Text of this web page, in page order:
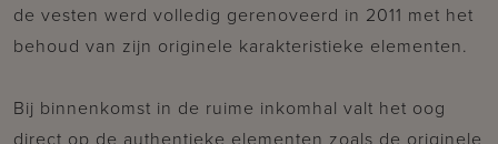
de vesten werd volledig gerenoveerd in 2011 met het
behoud van zijn originele karakteristieke elementen.
Bij binnenkomst in de ruime inkomhal valt het oog
direct op de authentieke elementen zoals de originele